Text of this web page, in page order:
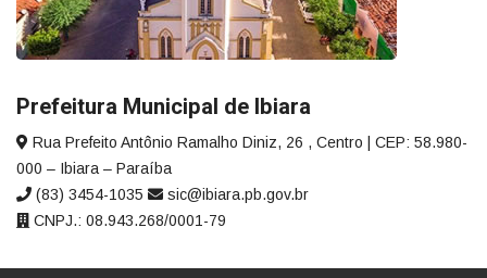
Prefeitura Municipal de Ibiara
Rua Prefeito Antônio Ramalho Diniz, 26 , Centro | CEP: 58.980-
000 – Ibiara – Paraíba
(83) 3454-1035
sic@ibiara.pb.gov.br
CNPJ.: 08.943.268/0001-79